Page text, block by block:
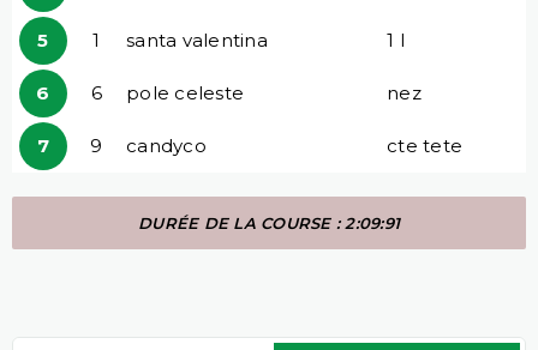
5 1 santa valentina 1 l
6 6 pole celeste nez
7 9 candyco cte tete
DURÉE DE LA COURSE : 2:09:91